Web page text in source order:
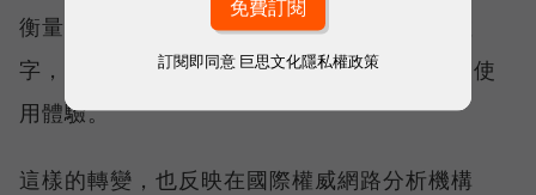
衡量「好網路」的標準，也逐漸從追求測速數
字，轉向任何時間、任何地點都能穩定連線的使
用體驗。
這樣的轉變，也反映在國際權威網路分析機構
訂閱即同意 巨思文化隱私權政策